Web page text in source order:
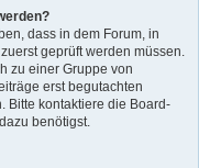
dass in dem Forum, in
geprüft werden müssen.
zu einer Gruppe von
erst begutachten
Bitte kontaktiere die Board-
benötigst.